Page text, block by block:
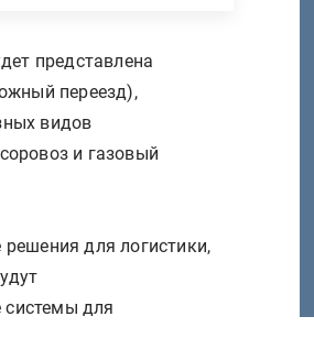
представлена
переезд),
видов
и газовый
для логистики,
для